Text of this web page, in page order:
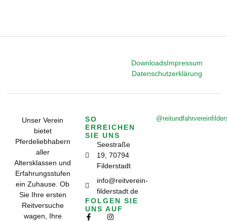
DownloadsImpressum
Datenschutzerklärung
Unser Verein
bietet
Pferdeliebhabern
aller
Altersklassen und
Erfahrungsstufen
ein Zuhause. Ob
Sie Ihre ersten
Reitversuche
wagen, Ihre
SO
ERREICHEN
SIE UNS
Seestraße
19, 70794
Filderstadt
info@reitverein-
filderstadt.de
FOLGEN SIE
UNS AUF